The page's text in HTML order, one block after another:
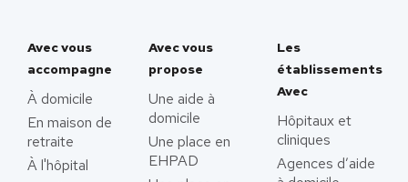
Avec vous
accompagne
À domicile
En maison de
retraite
À l'hôpital
Avec vous
propose
Une aide à
domicile
Une place en
EHPAD
Les
établissements
Avec
Hôpitaux et
cliniques
Agences d’aide